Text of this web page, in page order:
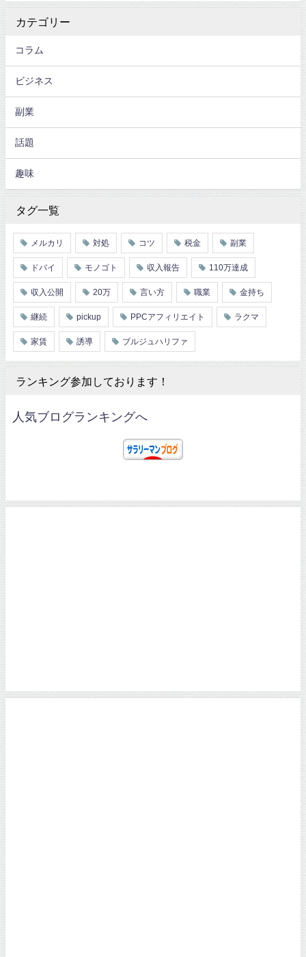
カテゴリー
コラム
ビジネス
副業
話題
趣味
タグ一覧
メルカリ 対処 コツ 税金 副業
ドバイ モノゴト 収入報告 110万達成
収入公開 20万 言い方 職業 金持ち
継続 pickup PPCアフィリエイト ラクマ
家賃 誘導 ブルジュハリファ
ランキング参加しております！
人気ブログランキングへ